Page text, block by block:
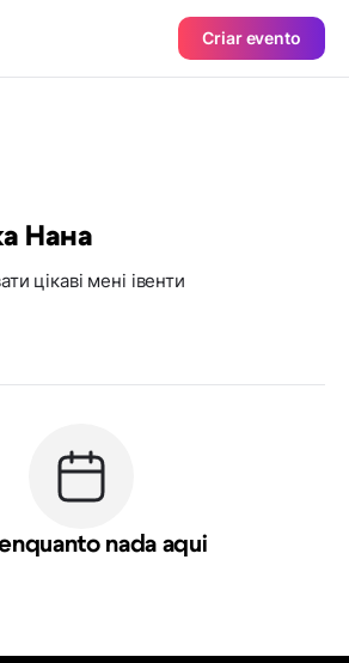
Criar evento
Нана
цікаві мені івенти
nada aqui